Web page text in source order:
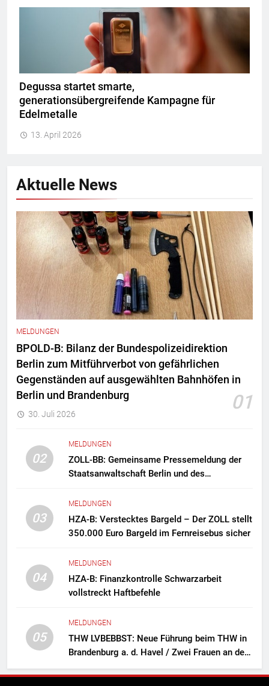
Degussa startet smarte,
generationsübergreifende Kampagne für
Edelmetalle
13. April 2026
Aktuelle News
MELDUNGEN
BPOLD-B: Bilanz der Bundespolizeidirektion
Berlin zum Mitführverbot von gefährlichen
Gegenständen auf ausgewählten Bahnhöfen in
Berlin und Brandenburg
01
30. Juli 2026
02
MELDUNGEN
ZOLL-BB: Gemeinsame Pressemeldung der
Staatsanwaltschaft Berlin und des
Zollfahndung hebt mutmaßliches
Drogenlabor aus
03
MELDUNGEN
HZA-B: Verstecktes Bargeld – Der ZOLL stellt
350.000 Euro Bargeld im Fernreisebus sicher
04
MELDUNGEN
HZA-B: Finanzkontrolle Schwarzarbeit
vollstreckt Haftbefehle
05
MELDUNGEN
THW LVBEBBST: Neue Führung beim THW in
Brandenburg a. d. Havel / Zwei Frauen an der
Spitze des Ortsverbands